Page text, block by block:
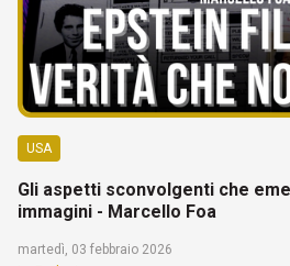
USA
Gli aspetti sconvolgenti che
immagini - Marcello Foa
martedì, 03 febbraio 2026